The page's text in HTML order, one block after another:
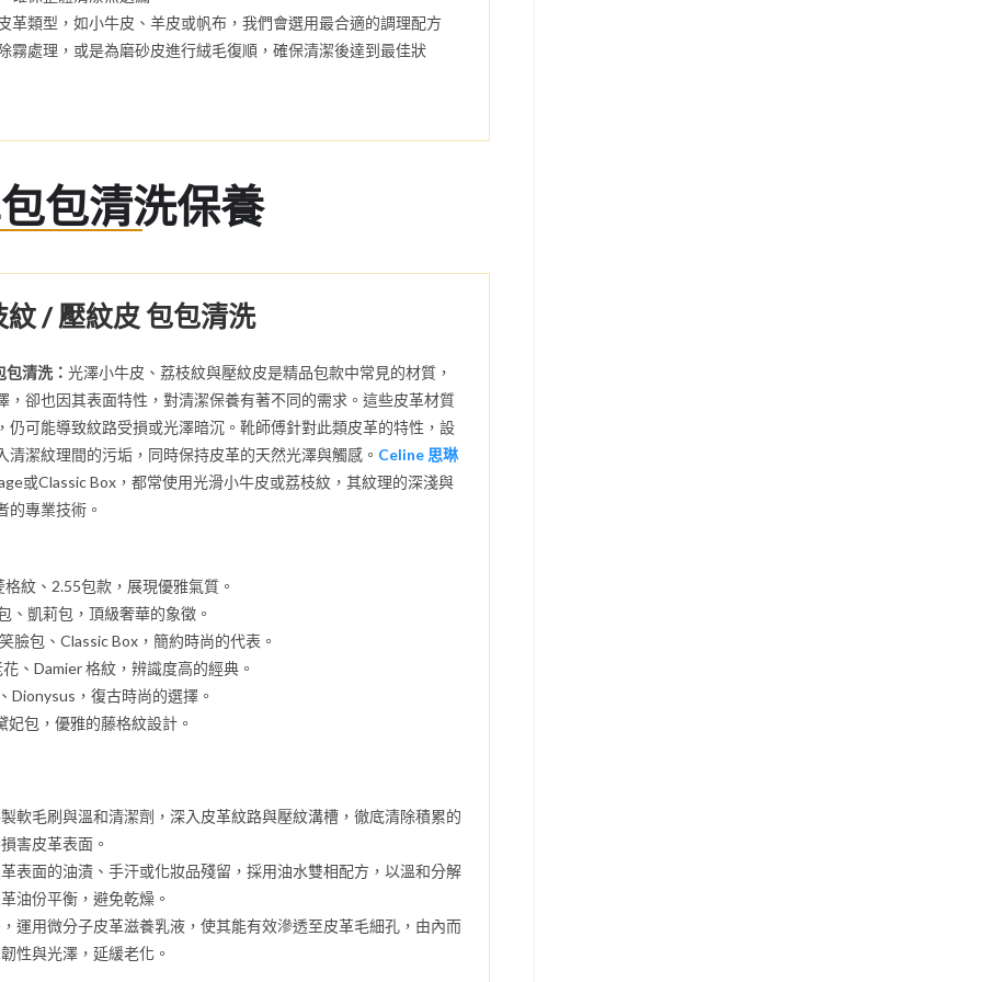
革類型，如小牛皮、羊皮或帆布，我們會選用最合適的調理配方
霧處理，或是為磨砂皮進行絨毛復順，確保清潔後達到最佳狀
包清洗保養
/ 壓紋皮 包包清洗
包清洗：光澤小牛皮、荔枝紋與壓紋皮是精品包款中常見的材質，
，卻也因其表面特性，對清潔保養有著不同的需求。這些皮革材質
仍可能導致紋路受損或光澤暗沉。靴師傅針對此類皮革的特性，設
清潔紋理間的污垢，同時保持皮革的天然光澤與觸感。 Celine 思琳
或Classic Box，都常使用光滑小牛皮或荔枝紋，其紋理的深淺與
的專業技術。
格紋、2.55包款，展現優雅氣質。
、凱莉包，頂級奢華的象徵。
臉包、Classic Box，簡約時尚的代表。
、Damier 格紋，辨識度高的經典。
Dionysus，復古時尚的選擇。
妃包，優雅的藤格紋設計。
軟毛刷與溫和清潔劑，深入皮革紋路與壓紋溝槽，徹底清除積累的
害皮革表面。
表面的油漬、手汗或化妝品殘留，採用油水雙相配方，以溫和分解
油份平衡，避免乾燥。
運用微分子皮革滋養乳液，使其能有效滲透至皮革毛細孔，由內而
性與光澤，延緩老化。